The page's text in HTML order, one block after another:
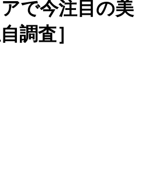
で今注目の美
調査］